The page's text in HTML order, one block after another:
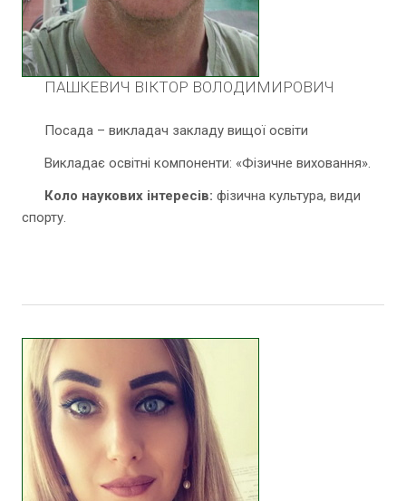
ПАШКЕВИЧ ВІКТОР ВОЛОДИМИРОВИЧ
Посада – викладач закладу вищої освіти
Викладає освітні компоненти: «Фізичне виховання».
Коло наукових інтересів: фізична культура, види
спорту.